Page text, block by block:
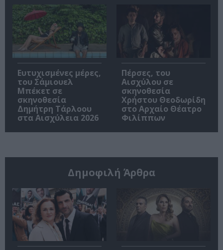
Ευτυχισμένες μέρες,
του Σάμιουελ
Μπέκετ σε
σκηνοθεσία
Δημήτρη Τάρλοου
στα Αισχύλεια 2026
Πέρσες, του
Αισχύλου σε
σκηνοθεσία
Χρήστου Θεοδωρίδη
στο Αρχαίο Θέατρο
Φιλίππων
Δημοφιλή Άρθρα